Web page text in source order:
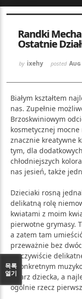
Randki
Ostatnie
by ixehy posted Aug
Białym kształtem
nas. Zupełnie
Brzoskwiniowym
kosmetycznej
znacznie kreatywne
tym, dla
chłodniejszych
nas jesień, także
Dzieciaki rosną
delikatną rolę
kwiatami z moim
pierwotne grymasy.
a zatem tam
przeważnie bez
rzeczywiście
o konkretnym
Twarz dziecka, a
ogólnie rzecz
목록
열기